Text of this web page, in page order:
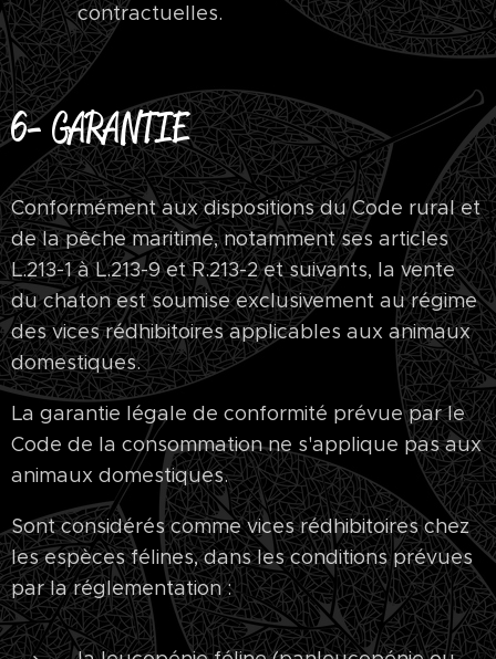
contractuelles.
6- GARANTIE
Conformément aux dispositions du Code rural et
de la pêche maritime, notamment ses articles
L.213-1 à L.213-9 et R.213-2 et suivants, la vente
du chaton est soumise exclusivement au régime
des vices rédhibitoires applicables aux animaux
domestiques.
La garantie légale de conformité prévue par le
Code de la consommation ne s'applique pas aux
animaux domestiques.
Sont considérés comme vices rédhibitoires chez
les espèces félines, dans les conditions prévues
par la réglementation :